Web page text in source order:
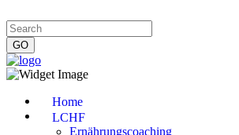
Home
LCHF
Ernährungscoaching